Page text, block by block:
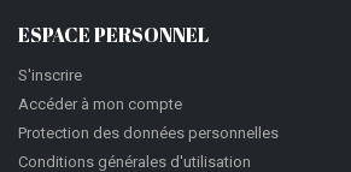
ESPACE PERSONNEL
S'inscrire
Accéder à mon compte
Protection des données personnelles
Conditions générales d'utilisation